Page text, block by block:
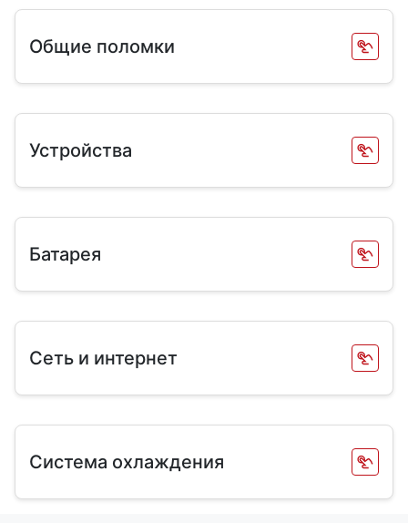
Общие поломки
Устройства
Батарея
Сеть и интернет
Система охлаждения